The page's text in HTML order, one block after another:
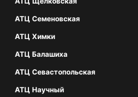
АТЦ Семеновская
АТЦ Химки
АТЦ Балашиха
АТЦ Севастопольская
АТЦ Научный